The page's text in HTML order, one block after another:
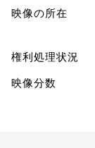
映像の所在
権利処理状況
映像分数